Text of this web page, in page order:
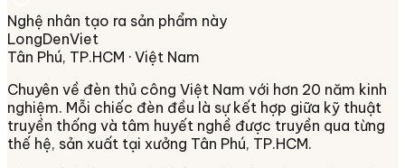
Nghệ nhân tạo ra sản phẩm này
LongDenViet
Tân Phú, TP.HCM · Việt Nam
Chuyên về đèn thủ công Việt Nam với hơn 20 năm kinh
nghiệm. Mỗi chiếc đèn đều là sự kết hợp giữa kỹ thuật
truyền thống và tâm huyết nghề được truyền qua từng
thế hệ, sản xuất tại xưởng Tân Phú, TP.HCM.